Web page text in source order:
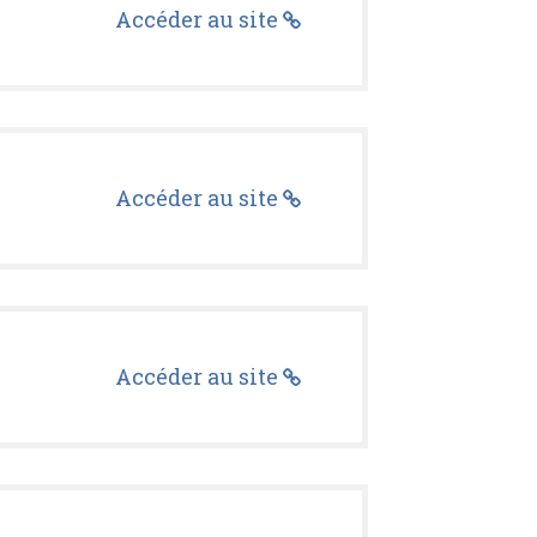
Accéder au site
Accéder au site
Accéder au site